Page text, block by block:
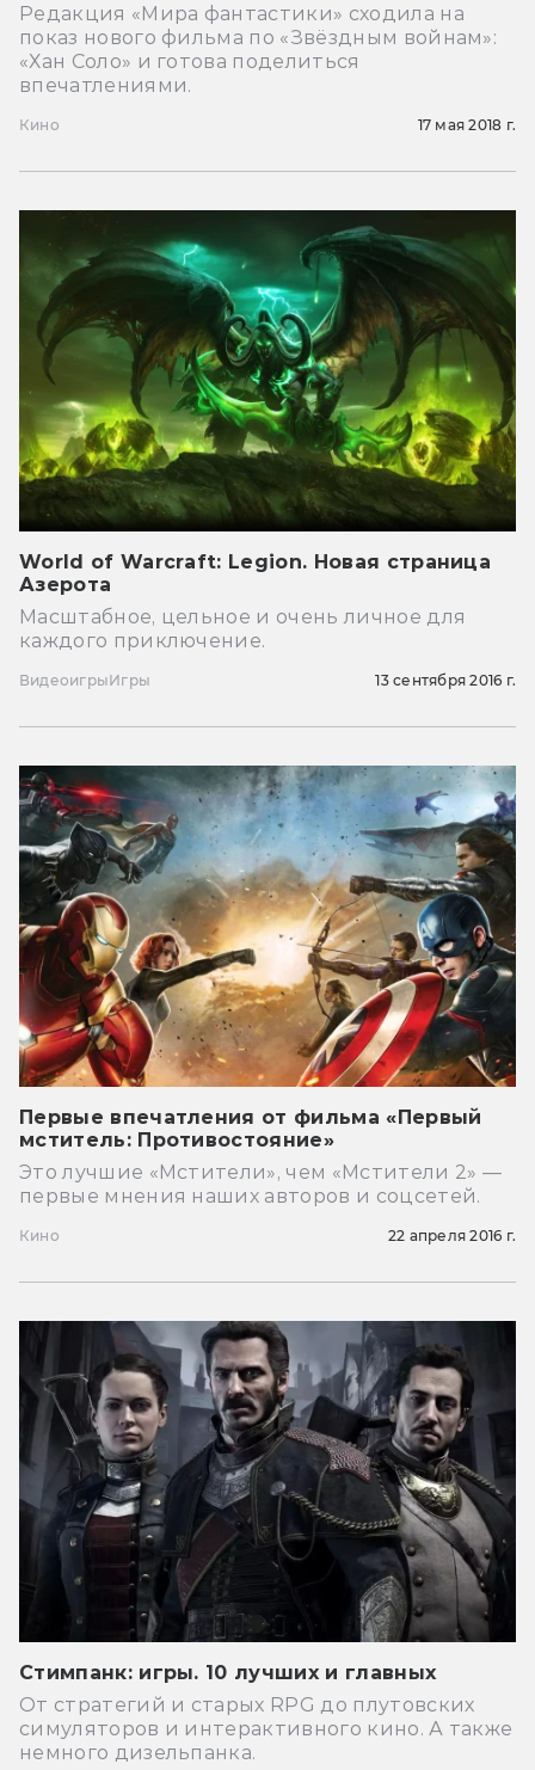
Редакция «Мира фантастики» сходила на
показ нового фильма по «Звёздным войнам»:
«Хан Соло» и готова поделиться
впечатлениями.
Кино 17 мая 2018 г.
World of Warcraft: Legion. Новая страница
Азерота
Масштабное, цельное и очень личное для
каждого приключение.
ВидеоигрыИгры 13 сентября 2016 г.
Первые впечатления от фильма «Первый
мститель: Противостояние»
Это лучшие «Мстители», чем «Мстители 2» —
первые мнения наших авторов и соцсетей.
Кино 22 апреля 2016 г.
Стимпанк: игры. 10 лучших и главных
От стратегий и старых RPG до плутовских
симуляторов и интерактивного кино. А также
немного дизельпанка.